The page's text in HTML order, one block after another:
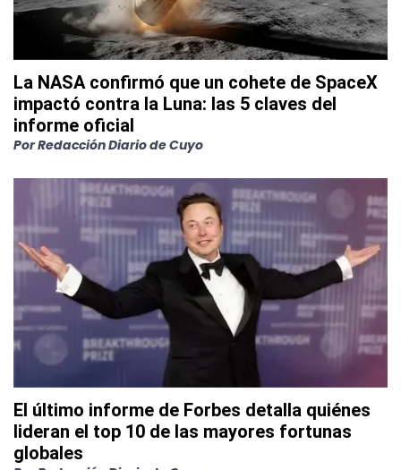
La NASA confirmó que un cohete de SpaceX
impactó contra la Luna: las 5 claves del
informe oficial
PorRedacción Diario de Cuyo
El último informe de Forbes detalla quiénes
lideran el top 10 de las mayores fortunas
globales